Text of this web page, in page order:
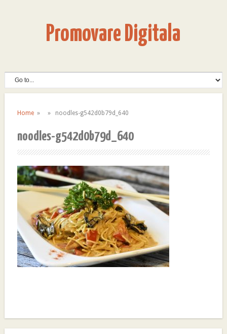
Promovare Digitala
Home» » noodles-g542d0b79d_640
noodles-g542d0b79d_640